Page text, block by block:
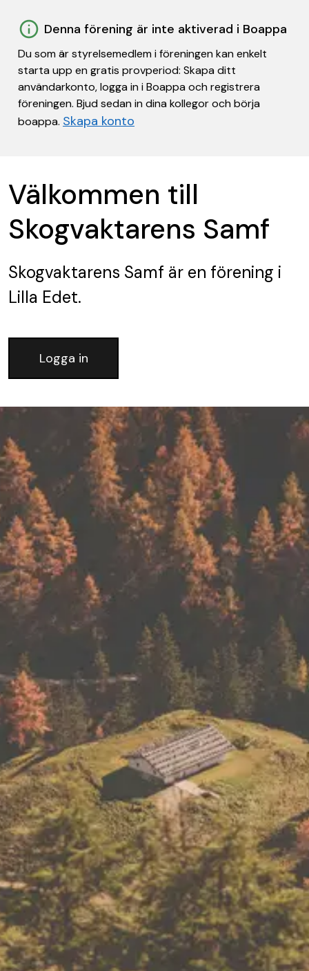
Denna förening är inte aktiverad i Boappa
Du som är styrelsemedlem i föreningen kan enkelt
starta upp en gratis provperiod: Skapa ditt
användarkonto, logga in i Boappa och registrera
föreningen. Bjud sedan in dina kollegor och börja
boappa. Skapa konto
Välkommen till
Skogvaktarens Samf
Skogvaktarens Samf är en förening i
Lilla Edet.
Logga in